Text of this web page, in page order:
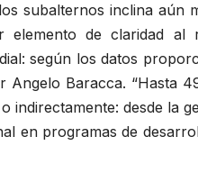
subalternos inclina aún
elemento de claridad al
según los datos
Baracca. “Hasta
indirectamente: desde la
en programas de